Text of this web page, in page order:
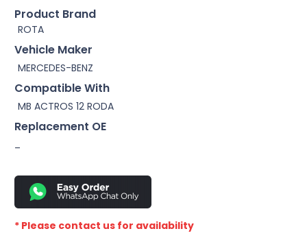
Product Brand
ROTA
Vehicle Maker
MERCEDES-BENZ
Compatible With
MB ACTROS 12 RODA
Replacement OE
–
* Please contact us for availability